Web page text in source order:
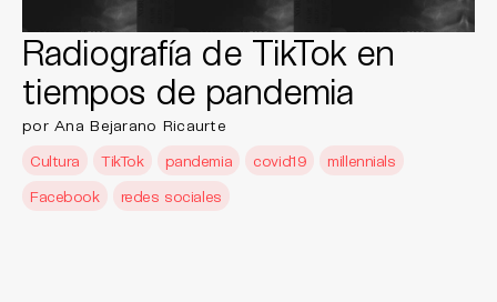
Radiografía de TikTok en
tiempos de pandemia
por Ana Bejarano Ricaurte
Cultura
TikTok pandemia covid19
millennials
Facebook
redes sociales